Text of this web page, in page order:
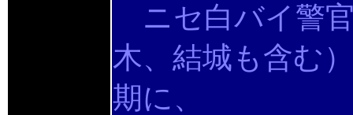
ニセ白バイ警
木、結城も含む
期に、